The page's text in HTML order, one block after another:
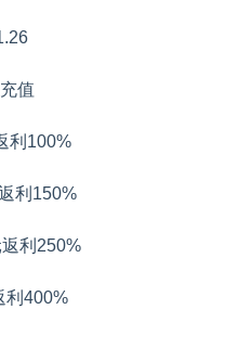
值
利100%
利150%
利250%
400%